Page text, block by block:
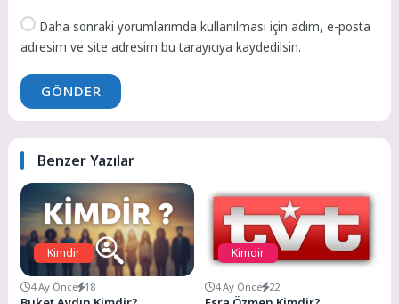
Daha sonraki yorumlarımda kullanılması için adım, e-posta
adresim ve site adresim bu tarayıcıya kaydedilsin.
GÖNDER
Benzer Yazılar
Kimdir
4 Ay Önce 18
Kimdir
4 Ay Önce 22